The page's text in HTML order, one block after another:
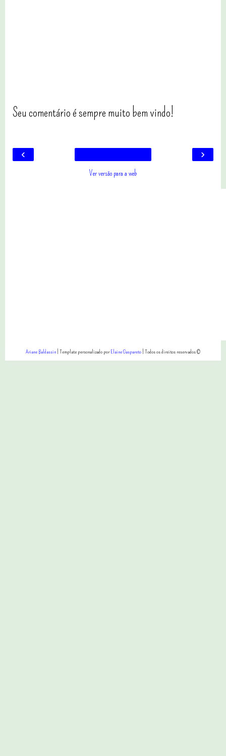
Seu comentário é sempre muito bem vindo!
‹ ›
Ver versão para a web
Ariane Baldassin| Template personalizado porElaine Gaspareto| Todos os direitos reservados ©